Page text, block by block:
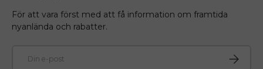
För att vara först med att få information om framtida
nyanlända och rabatter.